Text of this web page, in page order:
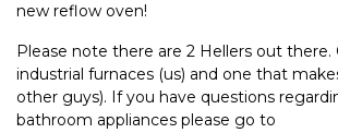
new reflow oven!
Please note there are 2 Hellers out
industrial furnaces (us) and one that
other guys). If you have questions
bathroom appliances please go to